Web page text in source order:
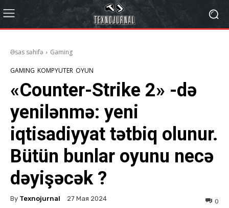
Əsas səhifə Gaming
GAMING KOMPYUTER OYUN
«Counter-Strike 2» -də
yenilənmə: yeni
iqtisadiyyat tətbiq olunur.
Bütün bunlar oyunu necə
dəyişəcək ?
By Texnojurnal 27 Мая 2024 0